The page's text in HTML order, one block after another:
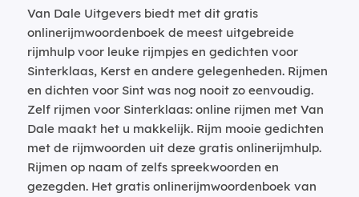
Van Dale Uitgevers biedt met dit gratis
onlinerijmwoordenboek de meest uitgebreide
rijmhulp voor leuke rijmpjes en gedichten voor
Sinterklaas, Kerst en andere gelegenheden. Rijmen
en dichten voor Sint was nog nooit zo eenvoudig.
Zelf rijmen voor Sinterklaas: online rijmen met Van
Dale maakt het u makkelijk. Rijm mooie gedichten
met de rijmwoorden uit deze gratis onlinerijmhulp.
Rijmen op naam of zelfs spreekwoorden en
gezegden. Het gratis onlinerijmwoordenboek van